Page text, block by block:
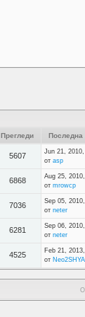
Прегледи Последна
5607
Jun 21,
от asp
6868
Aug 25,
от mrowcp
7036
Sep 05,
от neter
6281
Sep 06,
от neter
4525
Feb 21,
от